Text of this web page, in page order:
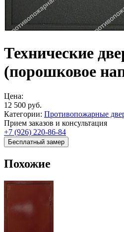
Технические
(порошковое
Цена:
12 500 руб.
Категории: Противопожарные
Прием заказов и консультация
+7 (926) 220-86-84
Бесплатный замер
Похожие